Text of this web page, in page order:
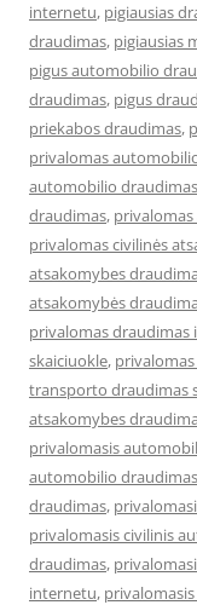
internetu, pigiausias
draudimas, pigiausias
pigus automobilio
draudimas, pigus
priekabos draudimas,
privalomas
automobilio
draudimas,
privalomas civilinės
atsakomybes
atsakomybės
privalomas draudimas
skaiciuokle,
transporto draudimas
atsakomybes
privalomasis
automobilio
draudimas,
privalomasis civilinis
draudimas,
internetu,